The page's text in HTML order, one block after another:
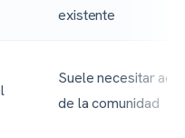
existente
Suele necesitar
de la comunidad